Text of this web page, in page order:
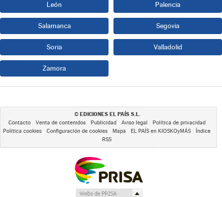
León Palencia
Salamanca Segovia
Soria Valladolid
Zamora
© EDICIONES EL PAÍS S.L.
Contacto Venta de contenidos Publicidad Aviso legal
Política de privacidad
Política cookies
Configuración de cookies Mapa EL PAÍS en KIOSKOyMÁS
Índice
RSS